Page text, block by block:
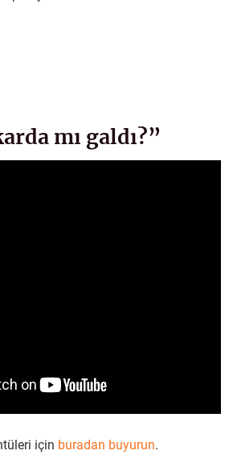
mı galdı?”
için buradan buyurun.